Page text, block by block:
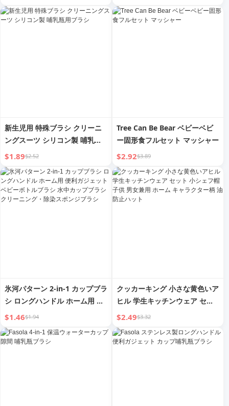
新生児用 特殊ブラシ クリーニ
ングスーツ シリコン製 哺乳瓶
用ブラシ
$1.89$2.52
Tree Can Be Bear ベビーベビ
ー固形食フルセット マッシャー
$2.92$3.89
氷河パターン 2-in-1 カップブラ
シ ロングハンドル ホーム用 便
利ガジェット ベビーボトルブラ
シ 水中カップブラシ クリーニ
ング・除染スポンジブラシ
$1.46$1.94
クッカーキング 小さな黄色いア
ヒル 学生キッチンウェア セッ
ト 小シェフ帽 子供 男女兼用 ホ
ーム キャラクター柄 油防止ハ
ット
$2.49$3.32